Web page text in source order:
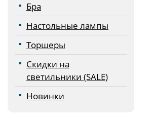
Бра
Настольные лампы
Торшеры
Скидки на
светильники (SALE)
Новинки